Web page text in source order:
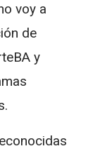
voy a
de
y